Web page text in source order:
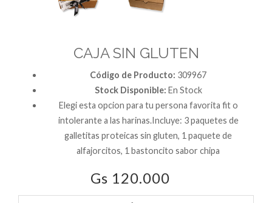
CAJA SIN GLUTEN
Código de Producto: 309967
Stock Disponible: En Stock
Elegi esta opcion para tu persona favorita fit o
intolerante a las harinas.Incluye: 3 paquetes de
galletitas proteicas sin gluten, 1 paquete de
alfajorcitos, 1 bastoncito sabor chipa
Gs 120.000